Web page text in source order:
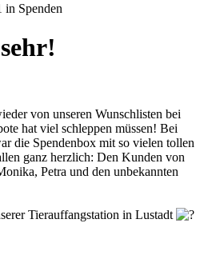
in Spenden
von unseren Wunschlisten bei
hat viel schleppen müssen! Bei
die Spendenbox mit so vielen tollen
ganz herzlich: Den Kunden von
Petra und den unbekannten
Tierauffangstation in Lustadt